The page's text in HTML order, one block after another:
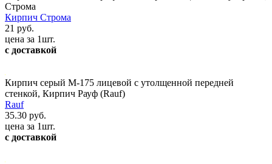
Строма
Кирпич Строма
21 руб.
цена за 1шт.
с доставкой
Кирпич серый М-175 лицевой с утолщенной передней
стенкой, Кирпич Рауф (Rauf)
Rauf
35.30 руб.
цена за 1шт.
с доставкой